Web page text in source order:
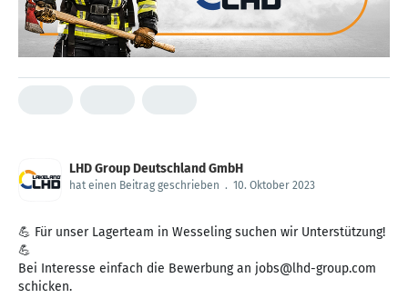
LHD Group Deutschland GmbH
hat einen Beitrag geschrieben . 10. Oktober 2023
💪 Für unser Lagerteam in Wesseling suchen wir Unterstützung!
💪
Bei Interesse einfach die Bewerbung an jobs@lhd-group.com
schicken.